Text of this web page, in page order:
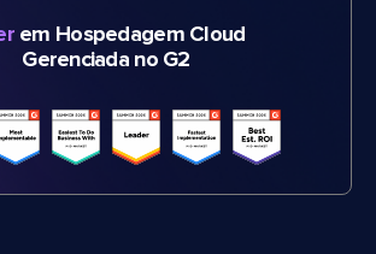
em Hospedagem Cloud
Gerenciada no G2